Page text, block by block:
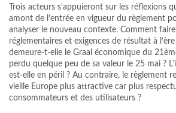
Trois acteurs s’appuieront sur les réflexions
amont de l’entrée en vigueur du règlement
analyser le nouveau contexte. Comment
réglementaires et exigences de résultat à
demeure-t-elle le Graal économique du
perdu quelque peu de sa valeur le 25 mai ?
est-elle en péril ? Au contraire, le règlement
vieille Europe plus attractive car plus
consommateurs et des utilisateurs ?